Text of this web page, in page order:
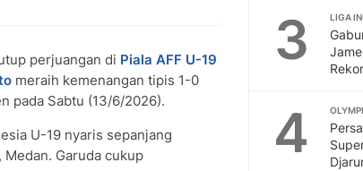
perjuangan di Piala AFF U-19
meraih kemenangan tipis 1-0
pada Sabtu (13/6/2026).
U-19 nyaris sepanjang
Garuda cukup
3 LIGA
4